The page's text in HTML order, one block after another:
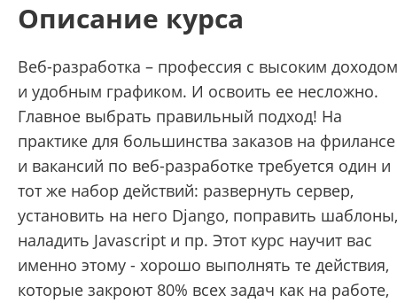
Описание курса
Веб-разработка – профессия с высоким доходом
и удобным графиком. И освоить ее несложно.
Главное выбрать правильный подход! На
практике для большинства заказов на фрилансе
и вакансий по веб-разработке требуется один и
тот же набор действий: развернуть сервер,
установить на него Django, поправить шаблоны,
наладить Javascript и пр. Этот курс научит вас
именно этому - хорошо выполнять те действия,
которые закроют 80% всех задач как на работе,